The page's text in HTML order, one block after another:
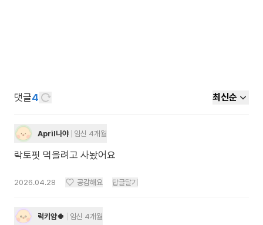
댓글4 최신순
April나야 임신 4개월
락토핏 먹을려고 사놨어요
2026.04.28 공감해요 답글달기
럭키얌🍀 임신 4개월